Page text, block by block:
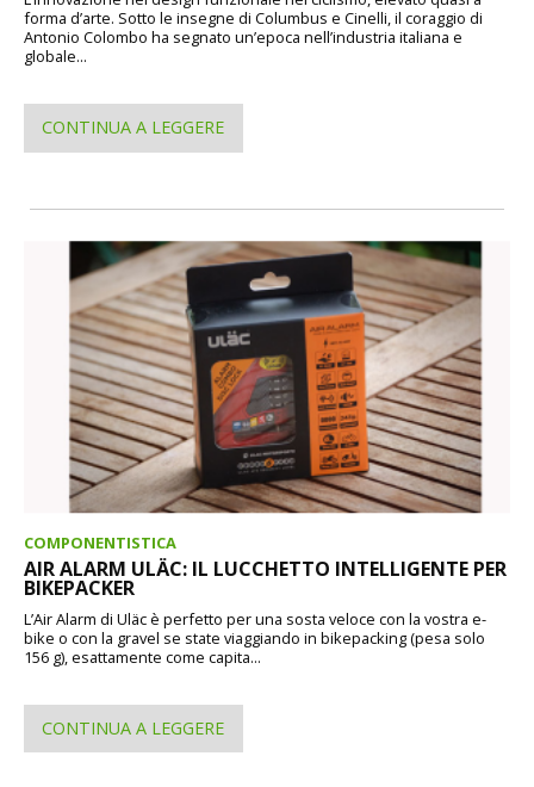
forma d’arte. Sotto le insegne di Columbus e Cinelli, il coraggio di
Antonio Colombo ha segnato un’epoca nell’industria italiana e
globale...
CONTINUA A LEGGERE
COMPONENTISTICA
AIR ALARM ULÄC: IL LUCCHETTO INTELLIGENTE PER
BIKEPACKER
L’Air Alarm di Uläc è perfetto per una sosta veloce con la vostra e-
bike o con la gravel se state viaggiando in bikepacking (pesa solo
156 g), esattamente come capita...
CONTINUA A LEGGERE